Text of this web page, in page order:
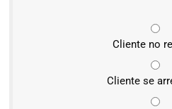
Cliente no
Cliente se